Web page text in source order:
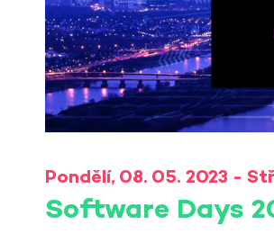
Pondělí, 08. 05. 2023 -
Software Days